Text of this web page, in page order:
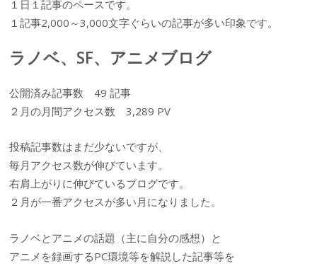
１日１記事のペースです。
１記事2,000～3,000文字ぐらいの記事が多い印象です。
ラノベ、SF、アニメブログ
公開済み記事数 49 記事
２月の月間アクセス数 3,289 PV
投稿記事数はまだ少ないですが、
毎月アクセス数が伸びています。
右肩上がりに伸びているブログです。
２月が一番アクセスが多い月になりました。
ラノベとアニメの話題（主に自分の感想）と
アニメを録画するPC環境等を解説した記事等を